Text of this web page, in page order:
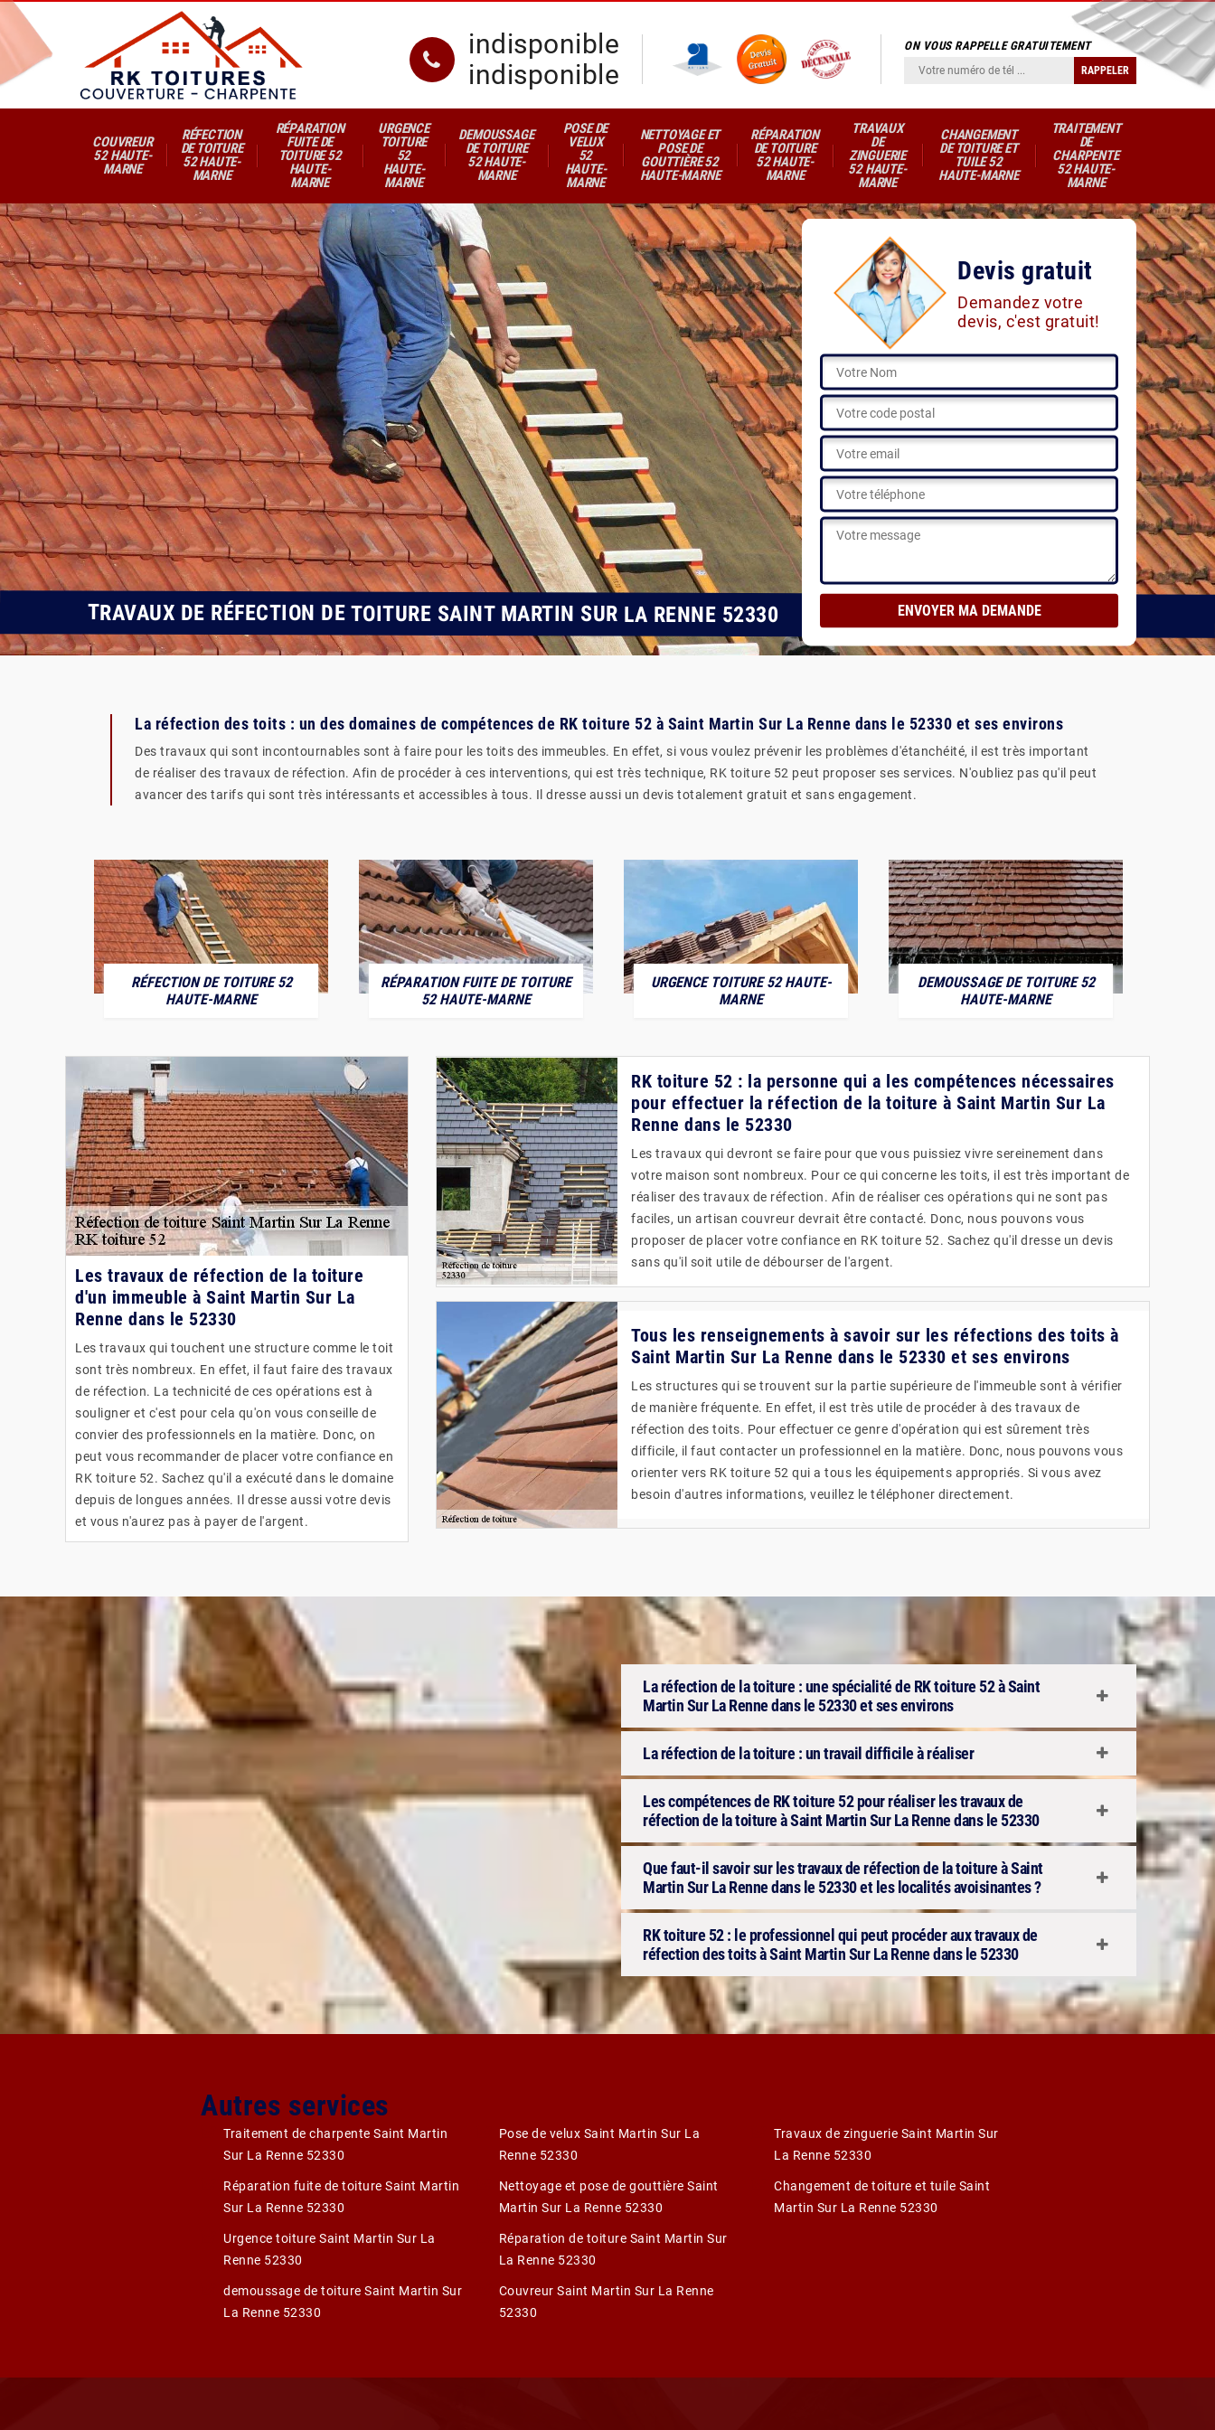
indisponible
indisponible
ON VOUS RAPPELLE GRATUITEMENT
COUVREUR
52 HAUTE-
MARNE
RÉFECTION
DE TOITURE
52 HAUTE-
MARNE
RÉPARATION
FUITE DE
TOITURE 52
HAUTE-
MARNE
URGENCE
TOITURE
52
HAUTE-
MARNE
DEMOUSSAGE
DE TOITURE
52 HAUTE-
MARNE
POSE DE
VELUX
52
HAUTE-
MARNE
NETTOYAGE ET
POSE DE
GOUTTIÈRE 52
HAUTE-MARNE
RÉPARATION
DE TOITURE
52 HAUTE-
MARNE
TRAVAUX
DE
ZINGUERIE
52 HAUTE-
MARNE
CHANGEMENT
DE TOITURE ET
TUILE 52
HAUTE-MARNE
TRAITEMENT
DE
CHARPENTE
52 HAUTE-
MARNE
Devis gratuit
Demandez votre
devis, c'est gratuit!
TRAVAUX DE RÉFECTION DE TOITURE SAINT MARTIN SUR LA RENNE 52330 Voir nos réalisations
La réfection des toits : un des domaines de compétences de RK toiture 52 à Saint Martin Sur La Renne dans le 52330 et ses environs
Des travaux qui sont incontournables sont à faire pour les toits des immeubles. En effet, si vous voulez prévenir les problèmes d'étanchéité, il est très important
de réaliser des travaux de réfection. Afin de procéder à ces interventions, qui est très technique, RK toiture 52 peut proposer ses services. N'oubliez pas qu'il peut
avancer des tarifs qui sont très intéressants et accessibles à tous. Il dresse aussi un devis totalement gratuit et sans engagement.
RÉFECTION DE TOITURE 52
HAUTE-MARNE
RÉPARATION FUITE DE TOITURE
52 HAUTE-MARNE
URGENCE TOITURE 52 HAUTE-
MARNE
DEMOUSSAGE DE TOITURE 52
HAUTE-MARNE
Les travaux de réfection de la toiture
d'un immeuble à Saint Martin Sur La
Renne dans le 52330
Les travaux qui touchent une structure comme le toit
sont très nombreux. En effet, il faut faire des travaux
de réfection. La technicité de ces opérations est à
souligner et c'est pour cela qu'on vous conseille de
convier des professionnels en la matière. Donc, on
peut vous recommander de placer votre confiance en
RK toiture 52. Sachez qu'il a exécuté dans le domaine
depuis de longues années. Il dresse aussi votre devis
et vous n'aurez pas à payer de l'argent.
RK toiture 52 : la personne qui a les compétences nécessaires
pour effectuer la réfection de la toiture à Saint Martin Sur La
Renne dans le 52330
Les travaux qui devront se faire pour que vous puissiez vivre sereinement dans
votre maison sont nombreux. Pour ce qui concerne les toits, il est très important de
réaliser des travaux de réfection. Afin de réaliser ces opérations qui ne sont pas
faciles, un artisan couvreur devrait être contacté. Donc, nous pouvons vous
proposer de placer votre confiance en RK toiture 52. Sachez qu'il dresse un devis
sans qu'il soit utile de débourser de l'argent.
Tous les renseignements à savoir sur les réfections des toits à
Saint Martin Sur La Renne dans le 52330 et ses environs
Les structures qui se trouvent sur la partie supérieure de l'immeuble sont à vérifier
de manière fréquente. En effet, il est très utile de procéder à des travaux de
réfection des toits. Pour effectuer ce genre d'opération qui est sûrement très
difficile, il faut contacter un professionnel en la matière. Donc, nous pouvons vous
orienter vers RK toiture 52 qui a tous les équipements appropriés. Si vous avez
besoin d'autres informations, veuillez le téléphoner directement.
La réfection de la toiture : une spécialité de RK toiture 52 à Saint
Martin Sur La Renne dans le 52330 et ses environs
La réfection de la toiture : un travail difficile à réaliser
Les compétences de RK toiture 52 pour réaliser les travaux de
réfection de la toiture à Saint Martin Sur La Renne dans le 52330
Que faut-il savoir sur les travaux de réfection de la toiture à Saint
Martin Sur La Renne dans le 52330 et les localités avoisinantes ?
RK toiture 52 : le professionnel qui peut procéder aux travaux de
réfection des toits à Saint Martin Sur La Renne dans le 52330
Autres services
Traitement de charpente Saint Martin
Sur La Renne 52330
Réparation fuite de toiture Saint Martin
Sur La Renne 52330
Urgence toiture Saint Martin Sur La
Renne 52330
demoussage de toiture Saint Martin Sur
La Renne 52330
Pose de velux Saint Martin Sur La
Renne 52330
Nettoyage et pose de gouttière Saint
Martin Sur La Renne 52330
Réparation de toiture Saint Martin Sur
La Renne 52330
Couvreur Saint Martin Sur La Renne
52330
Travaux de zinguerie Saint Martin Sur
La Renne 52330
Changement de toiture et tuile Saint
Martin Sur La Renne 52330